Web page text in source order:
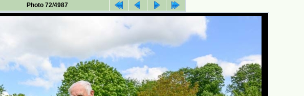
Photo 72/4987